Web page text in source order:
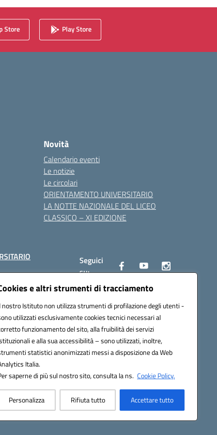
e altri strumenti di tracciamento
nostro Istituto non utilizza strumenti di profilazione degli utenti -
utilizzati esclusivamente cookies tecnici necessari al
funzionamento del sito, alla fruibilità dei servizi
e alla sua accessibilità – sono utilizzati, inoltre,
statistici anonimizzati messi a disposizione da Web
Italia.
saperne di più sul nostro sito, consulta la ns. Cookie Policy.
Personalizza Rifiuta tutto Accettare tutto
Store Play Store
Novità
Calendario eventi
Le notizie
Le circolari
ORIENTAMENTO UNIVERSITARIO
LA NOTTE NAZIONALE DEL LICEO
CLASSICO – XI EDIZIONE
Seguici
su: